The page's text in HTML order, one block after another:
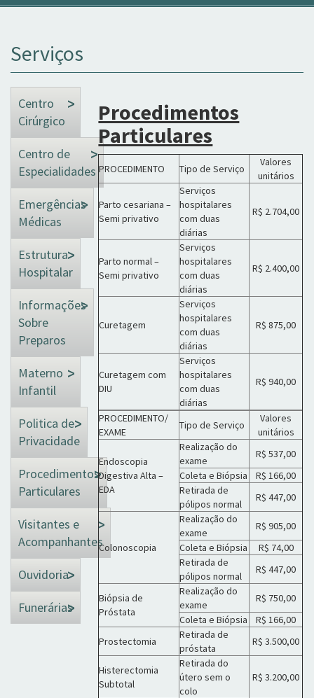
Serviços
Centro
Cirúrgico
Centro de
Especialidades
Emergências
Médicas
Estrutura
Hospitalar
Informações
Sobre
Preparos
Materno
Infantil
Politica de
Privacidade
Procedimentos
Particulares
Visitantes e
Acompanhantes
Ouvidoria
Funerárias
Procedimentos
Particulares
PROCEDIMENTO Tipo de Serviço
Valores
unitários
Parto cesariana –
Semi privativo
Serviços
hospitalares
com duas
diárias
R$ 2.704,00
Parto normal –
Semi privativo
Serviços
hospitalares
com duas
diárias
R$ 2.400,00
Curetagem
Serviços
hospitalares
com duas
diárias
R$ 875,00
Curetagem com
DIU
Serviços
hospitalares
com duas
diárias
R$ 940,00
PROCEDIMENTO/
EXAME
Tipo de Serviço
Valores
unitários
Endoscopia
Digestiva Alta –
EDA
Realização do
exame
R$ 537,00
Coleta e Biópsia
R$ 166,00
Retirada de
pólipos normal
R$ 447,00
Colonoscopia
Realização do
exame
R$ 905,00
Coleta e Biópsia
R$ 74,00
Retirada de
pólipos normal
R$ 447,00
Biópsia de
Próstata
Realização do
exame
R$ 750,00
Coleta e Biópsia
R$ 166,00
Prostectomia
Retirada de
próstata
R$ 3.500,00
Histerectomia
Subtotal
Retirada do
útero sem o
colo
R$ 3.200,00